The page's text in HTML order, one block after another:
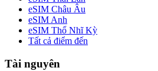
eSIM Châu Âu
eSIM Anh
eSIM Thổ Nhĩ Kỳ
Tất cả điểm đến
Tài nguyên